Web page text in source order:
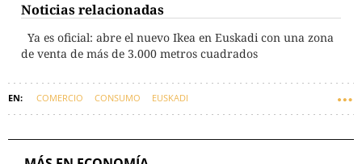
Noticias relacionadas
Ya es oficial: abre el nuevo Ikea en Euskadi con una zona
de venta de más de 3.000 metros cuadrados
COMERCIO CONSUMO EUSKADI